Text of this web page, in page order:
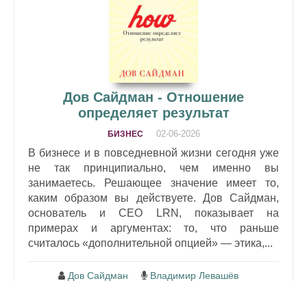
Дов Сайдман - Отношение
определяет результат
БИЗНЕС 02-06-2026
В бизнесе и в повседневной жизни сегодня уже
не так принципиально, чем именно вы
занимаетесь. Решающее значение имеет то,
каким образом вы действуете. Дов Сайдман,
основатель и CEO LRN, показывает на
примерах и аргументах: то, что раньше
считалось «дополнительной опцией» — этика,...
Дов Сайдман
Владимир Левашёв